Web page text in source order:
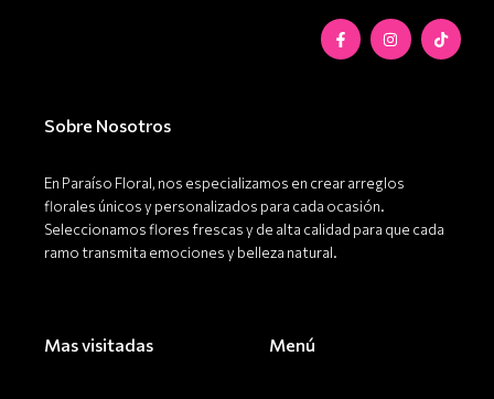
F
a
c
I
n
s
T
i
k
Sobre Nosotros
En Paraíso Floral, nos especializamos en crear arreglos
florales únicos y personalizados para cada ocasión.
Seleccionamos flores frescas y de alta calidad para que cada
ramo transmita emociones y belleza natural.
Mas visitadas Menú